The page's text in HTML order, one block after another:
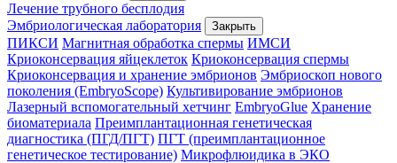
Лечение трубного бесплодия
Эмбриологическая лаборатория
Закрыть
ПИКСИ Магнитная обработка спермы ИМСИ
Криоконсервация яйцеклеток Криоконсервация спермы
Криоконсервация и хранение эмбрионов Эмбриоскоп нового
поколения (EmbryoScope) Культивирование эмбрионов
Лазерный вспомогательный хетчинг EmbryoGlue Хранение
биоматериала Преимплантационная генетическая
диагностика (ПГД/ПГТ) ПГТ (преимплантационное
генетическое тестирование) Микрофлюидика в ЭКО